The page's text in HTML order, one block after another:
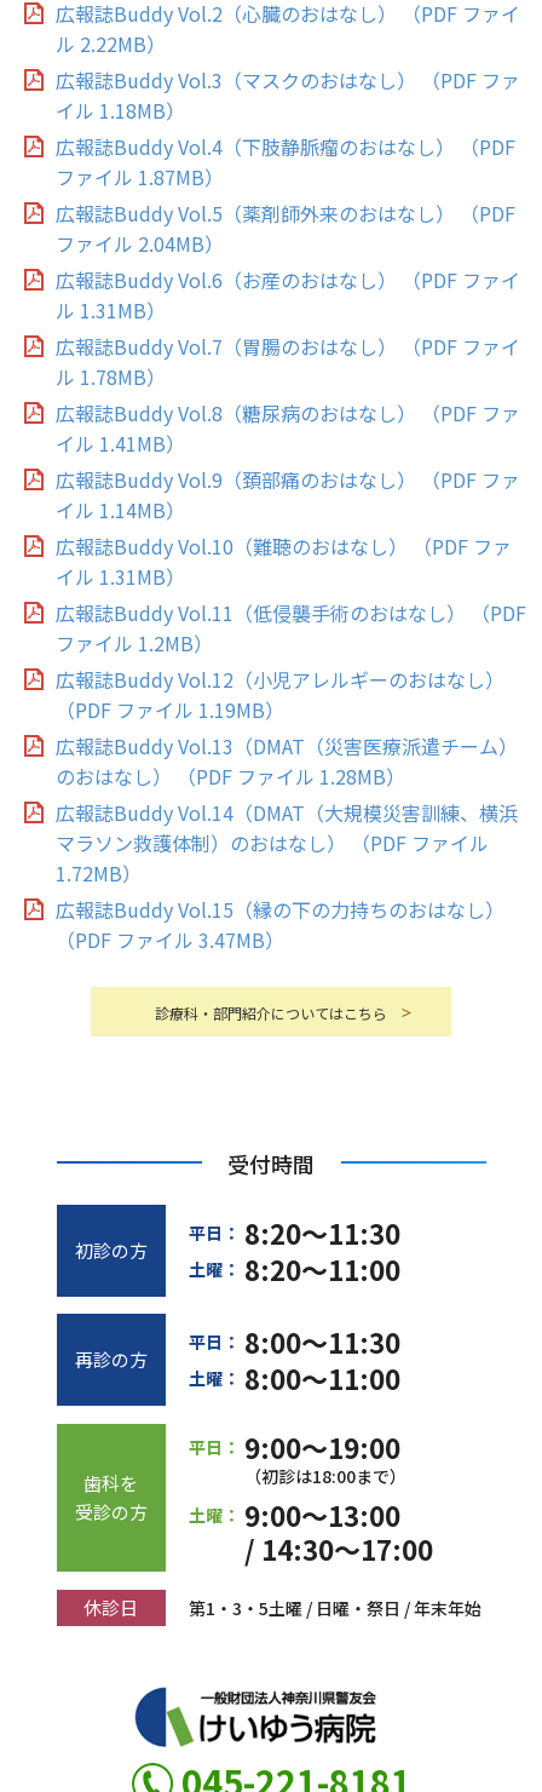
広報誌Buddy Vol.2（心臓のおはなし） （PDF ファイ
ル 2.22MB）
広報誌Buddy Vol.3（マスクのおはなし） （PDF ファ
イル 1.18MB）
広報誌Buddy Vol.4（下肢静脈瘤のおはなし） （PDF
ファイル 1.87MB）
広報誌Buddy Vol.5（薬剤師外来のおはなし） （PDF
ファイル 2.04MB）
広報誌Buddy Vol.6（お産のおはなし） （PDF ファイ
ル 1.31MB）
広報誌Buddy Vol.7（胃腸のおはなし） （PDF ファイ
ル 1.78MB）
広報誌Buddy Vol.8（糖尿病のおはなし） （PDF ファ
イル 1.41MB）
広報誌Buddy Vol.9（頚部痛のおはなし） （PDF ファ
イル 1.14MB）
広報誌Buddy Vol.10（難聴のおはなし） （PDF ファ
イル 1.31MB）
広報誌Buddy Vol.11（低侵襲手術のおはなし） （PDF
ファイル 1.2MB）
広報誌Buddy Vol.12（小児アレルギーのおはなし）
（PDF ファイル 1.19MB）
広報誌Buddy Vol.13（DMAT（災害医療派遣チーム）
のおはなし） （PDF ファイル 1.28MB）
広報誌Buddy Vol.14（DMAT（大規模災害訓練、横浜
マラソン救護体制）のおはなし） （PDF ファイル
1.72MB）
広報誌Buddy Vol.15（縁の下の力持ちのおはなし）
（PDF ファイル 3.47MB）
診療科・部門紹介についてはこちら
受付時間
初診の方
平日： 8:20～11:30
土曜： 8:20～11:00
再診の方
平日： 8:00～11:30
土曜： 8:00～11:00
歯科を
受診の方
平日： 9:00～19:00
（初診は18:00まで）
土曜： 9:00～13:00
/ 14:30～17:00
休診日 第1・3・5土曜 / 日曜・祭日 / 年末年始
045-221-8181